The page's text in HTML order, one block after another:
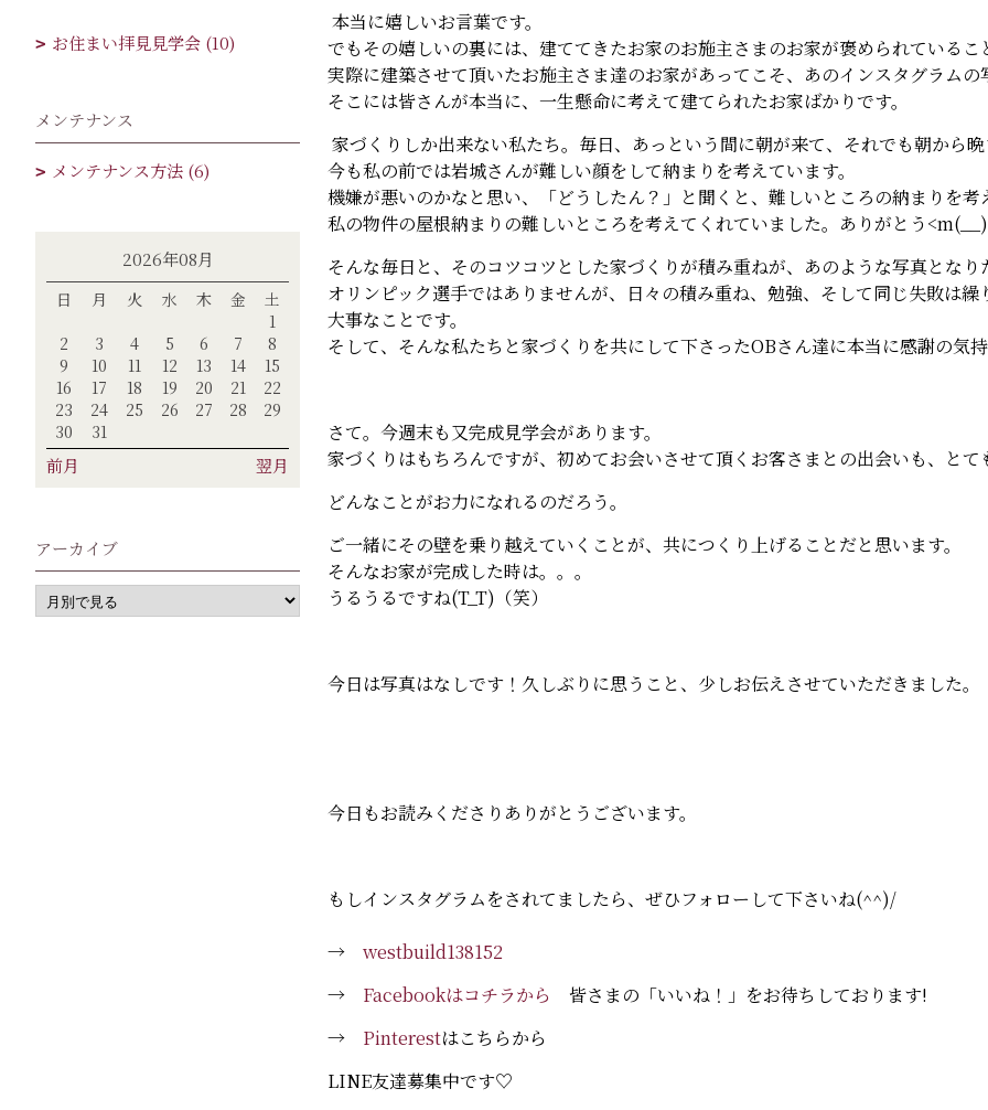
本当に嬉しいお言葉です。
でもその嬉しいの裏には、建ててきたお家のお施主さまのお家が褒められている
実際に建築させて頂いたお施主さま達のお家があってこそ、あのインスタグラム
そこには皆さんが本当に、一生懸命に考えて建てられたお家ばかりです。
家づくりしか出来ない私たち。毎日、あっという間に朝が来て、それでも朝から
今も私の前では岩城さんが難しい顔をして納まりを考えています。
機嫌が悪いのかなと思い、「どうしたん？」と聞くと、難しいところの納まりを
私の物件の屋根納まりの難しいところを考えてくれていました。ありがとう
そんな毎日と、そのコツコツとした家づくりが積み重ねが、あのような写真とな
オリンピック選手ではありませんが、日々の積み重ね、勉強、そして同じ失敗は繰
大事なことです。
そして、そんな私たちと家づくりを共にして下さったOBさん達に本当に感謝の気
さて。今週末も又完成見学会があります。
家づくりはもちろんですが、初めてお会いさせて頂くお客さまとの出会いも、とて
どんなことがお力になれるのだろう。
ご一緒にその壁を乗り越えていくことが、共につくり上げることだと思います。
そんなお家が完成した時は。。。
うるうるですね(T_T)（笑）
今日は写真はなしです！久しぶりに思うこと、少しお伝えさせていただきました。
今日もお読みくださりありがとうございます。
もしインスタグラムをされてましたら、ぜひフォローして下さいね(^^)/
→ westbuild138152
→ Facebookはコチラから
皆さまの「いいね！」をお待ちしております!
→ Pinterestはこちらから
LINE友達募集中です♡
お住まい拝見見学会 (10)
メンテナンス
メンテナンス方法 (6)
2026年08月
日 月 火 水 木 金
土
1
2
3 4 5 6 7
8
9
10 11 12 13 14
15
16
17 18 19 20 21
22
23
24 25 26 27 28
29
30
31
前月 翌月
アーカイブ